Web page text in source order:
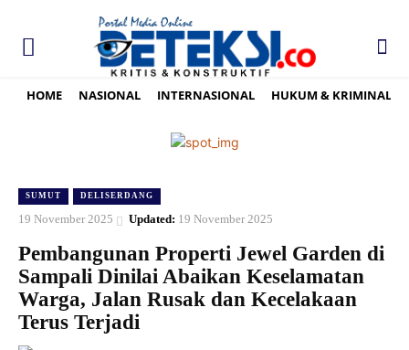
HOME NASIONAL INTERNASIONAL HUKUM & KRIMINAL
SUMUT DELISERDANG
19 November 2025 Updated: 19 November 2025
Pembangunan Properti Jewel Garden di
Sampali Dinilai Abaikan Keselamatan
Warga, Jalan Rusak dan Kecelakaan
Terus Terjadi